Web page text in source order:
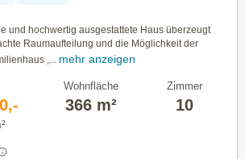
und hochwertig ausgestattete Haus überzeugt
Raumaufteilung und die Möglichkeit der
,...
mehr anzeigen
Wohnfläche
366 m²
Zimmer
10